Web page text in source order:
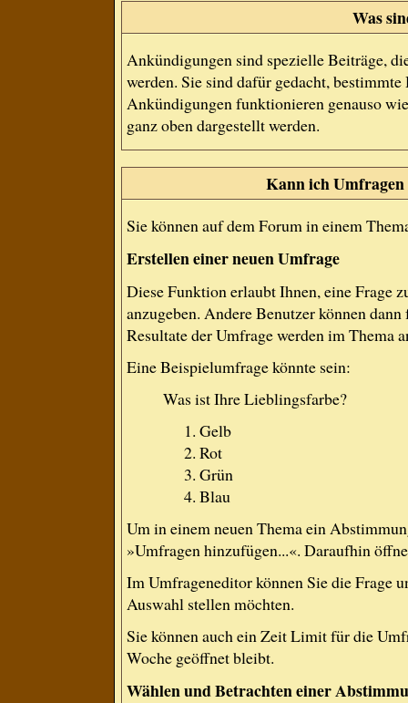
Was
Ankündigungen sind spezielle Beiträge,
werden. Sie sind dafür gedacht,
Ankündigungen funktionieren genauso
ganz oben dargestellt werden.
Kann ich
Sie können auf dem Forum in einem
Erstellen einer neuen Umfrage
Diese Funktion erlaubt Ihnen, eine Frage
anzugeben. Andere Benutzer können
Resultate der Umfrage werden im Thema
Eine Beispielumfrage könnte sein:
Was ist Ihre Lieblingsfarbe?
Gelb
Rot
Grün
Blau
Um in einem neuen Thema ein
»Umfragen hinzufügen...«. Daraufhin
Im Umfrageneditor können Sie die Frage
Auswahl stellen möchten.
Sie können auch ein Zeit Limit für die
Woche geöffnet bleibt.
Wählen und Betrachten einer